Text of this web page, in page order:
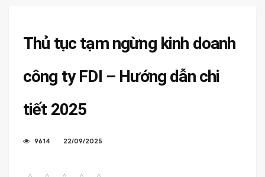
Thủ tục tạm ngừng kinh doanh
công ty FDI – Hướng dẫn chi
tiết 2025
9614 22/09/2025